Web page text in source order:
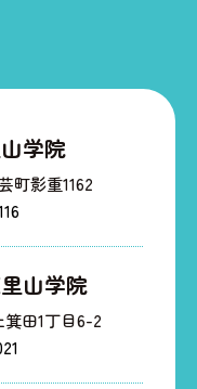
学院
町影重1162
山学院
箕田1丁目6-2